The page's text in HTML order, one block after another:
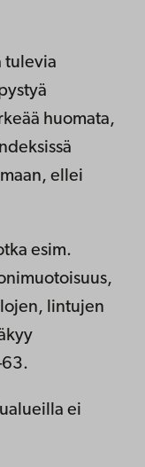
tulevia
huomata,
ellei
esim.
lintujen
ei